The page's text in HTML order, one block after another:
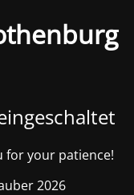
for your patience!
2026